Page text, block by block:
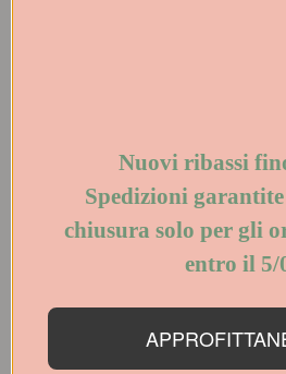
Acquirente verificato
consegna velocissima
Acquirente verificato
Nuovi ribassi
Spedizioni
chiusura solo per gli
entro il 5/